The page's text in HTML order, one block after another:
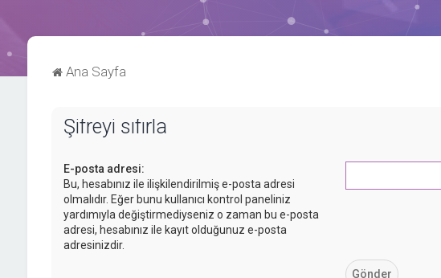
Ana Sayfa
Şifreyi sıfırla
E-posta adresi:
Bu, hesabınız ile ilişkilendirilmiş e-posta adresi
olmalıdır. Eğer bunu kullanıcı kontrol paneliniz
yardımıyla değiştirmediyseniz o zaman bu e-posta
adresi, hesabınız ile kayıt olduğunuz e-posta
adresinizdir.